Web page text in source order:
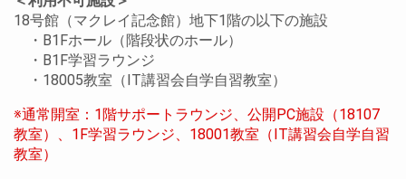
18号館（マクレイ記念館）地下1階の以下の施設
・B1Fホール（階段状のホール）
・B1F学習ラウンジ
・18005教室（IT講習会自学自習教室）
※通常開室：1階サポートラウンジ、公開PC施設（18107
教室）、1F学習ラウンジ、18001教室（IT講習会自学自習
教室）